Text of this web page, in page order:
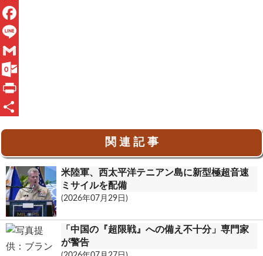
X
F
a
c
e
b
L
n
e
G
m
a
O
u
.
P
関 連 記 事
米陸軍、西太平洋テニアン島に新型極超音速
ミサイルを配備
(2026年07月29日)
「中国の『超限戦』への備え不十分」専門家
が警告